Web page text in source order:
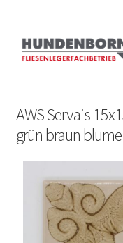
Alte Fliesen, Vintage
Austauschfliesen,
und Verkauf
Anfrage senden
AWS Servais
grün braun blume